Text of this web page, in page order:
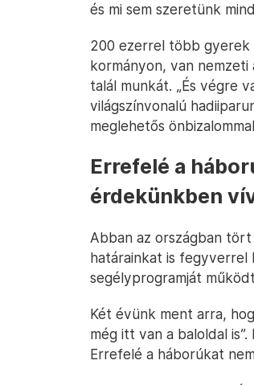
és mi sem szeretünk
200 ezerrel több gyerek
kormányon, van
talál munkát. „És végre
világszínvonalú
meglehetős
Errefelé a
érdekünkben
Abban az országban
határainkat is fegyverrel
segélyprogramját
Két évünk ment arra,
még itt van a baloldal
Errefelé a háborúkat